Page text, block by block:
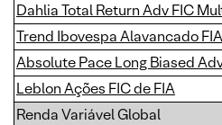
Dahlia Total Return Adv FIC
Trend Ibovespa Alavancado FIA
Absolute Pace Long Biased
Leblon Ações FIC de FIA
Renda Variável Global